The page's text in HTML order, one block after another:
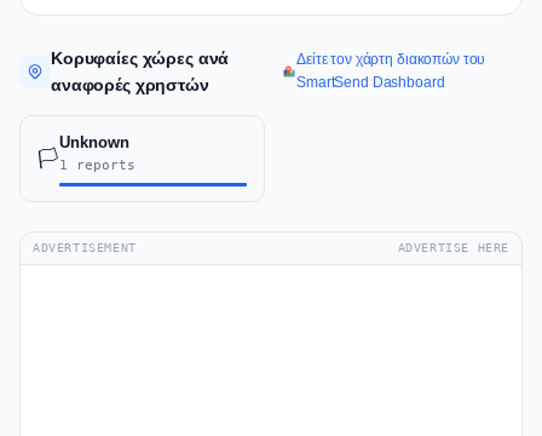
Κορυφαίες χώρες ανά
αναφορές χρηστών
Δείτε τον χάρτη διακοπών του
SmartSend Dashboard
🏳️
Unknown
1 reports
ADVERTISEMENT ADVERTISE HERE